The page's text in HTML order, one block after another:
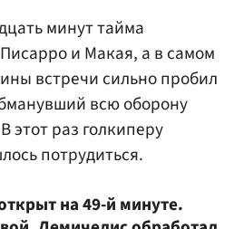
минут тайма
и Макая, а в самом
встречи сильно пробил
всю оборону
этот раз голкиперу
потрудиться.
на 49-й минуте.